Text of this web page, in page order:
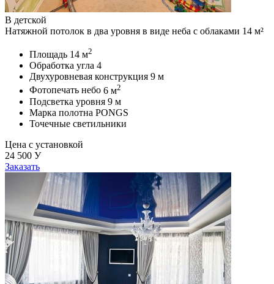
В детской
Натяжной потолок в два уровня в виде неба с облаками 14 м²
Площадь 14 м2
Обработка угла 4
Двухуровневая конструкция 9 м
Фотопечать небо 6 м2
Подсветка уровня 9 м
Марка полотна PONGS
Точечные светильники
Цена с установкой
24 500 У
Заказать